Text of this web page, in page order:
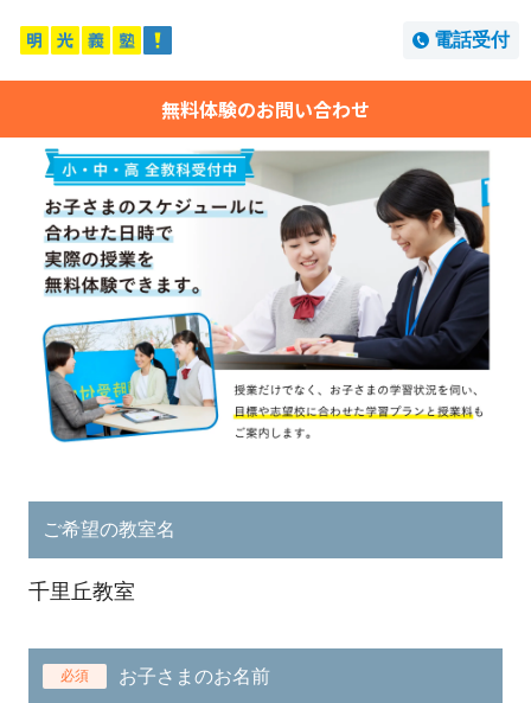
電話受付
無料体験のお問い合わせ
ご希望の教室名
千里丘教室
必須 お子さまのお名前